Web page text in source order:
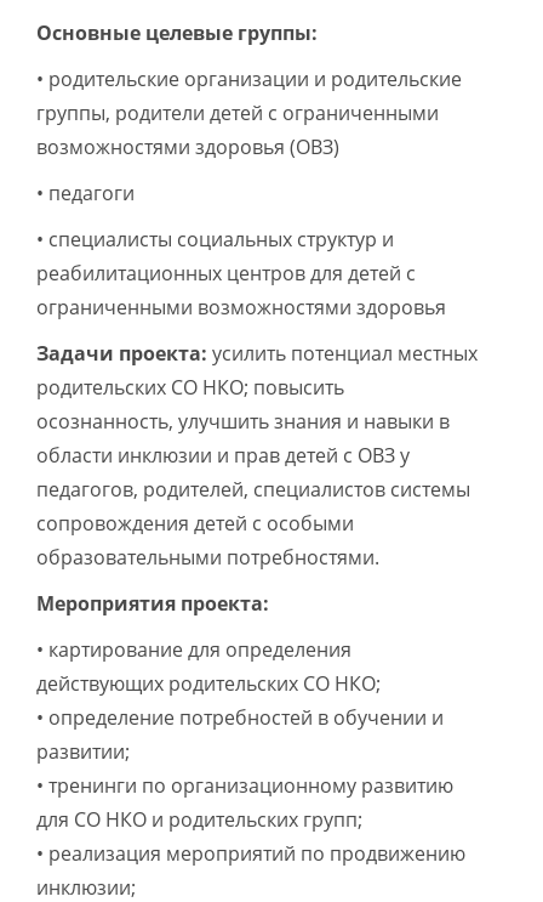
Основные целевые группы:
• родительские организации и родительские
группы, родители детей с ограниченными
возможностями здоровья (ОВЗ)
• педагоги
• специалисты социальных структур и
реабилитационных центров для детей с
ограниченными возможностями здоровья
Задачи проекта: усилить потенциал местных
родительских СО НКО; повысить
осознанность, улучшить знания и навыки в
области инклюзии и прав детей с ОВЗ у
педагогов, родителей, специалистов системы
сопровождения детей с особыми
образовательными потребностями.
Мероприятия проекта:
• картирование для определения
действующих родительских СО НКО;
• определение потребностей в обучении и
развитии;
• тренинги по организационному развитию
для СО НКО и родительских групп;
• реализация мероприятий по продвижению
инклюзии;